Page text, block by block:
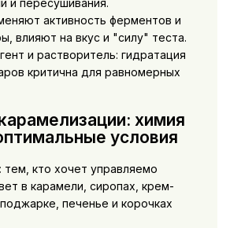
активность ферментов и
влияют на вкус и "силу" теста.
и растворитель: гидратация
критична для равномерных
химия
условия
тем, кто хочет управляемо
в карамели, сиропах, крем-
печенье и корочках